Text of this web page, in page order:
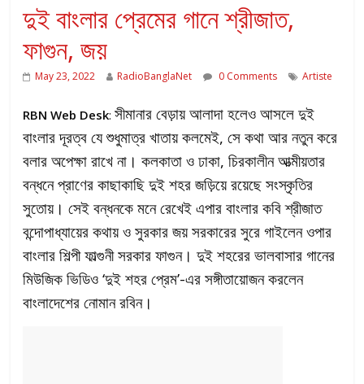
দুই বাংলার প্রেমের গানে শ্রীজাত,
ফাগুন, জয়
May 23, 2022 RadioBanglaNet 0 Comments Artiste
RBN Web Desk:সীমানার বেড়ায় আলাদা হলেও আসলে দুই
বাংলার দূরত্ব যে শুধুমাত্র খাতায় কলমেই, সে কথা আর নতুন করে
বলার অপেক্ষা রাখে না। কলকাতা ও ঢাকা, চিরকালীন আত্মীয়তার
বন্ধনে প্রাণের কাছাকাছি দুই শহর জড়িয়ে রয়েছে সংস্কৃতির
সুতোয়। সেই বন্ধনকে মনে রেখেই এপার বাংলার কবি শ্রীজাত
বন্দোপাধ্যায়ের কথায় ও সুরকার জয় সরকারের সুরে গাইলেন ওপার
বাংলার শিল্পী ফাল্গুনী সরকার ফাগুন। দুই শহরের ভালবাসার গানের
মিউজিক ভিডিও ‘দুই শহর প্রেম’-এর সঙ্গীতায়োজন করলেন
বাংলাদেশের নোমান রবিন।